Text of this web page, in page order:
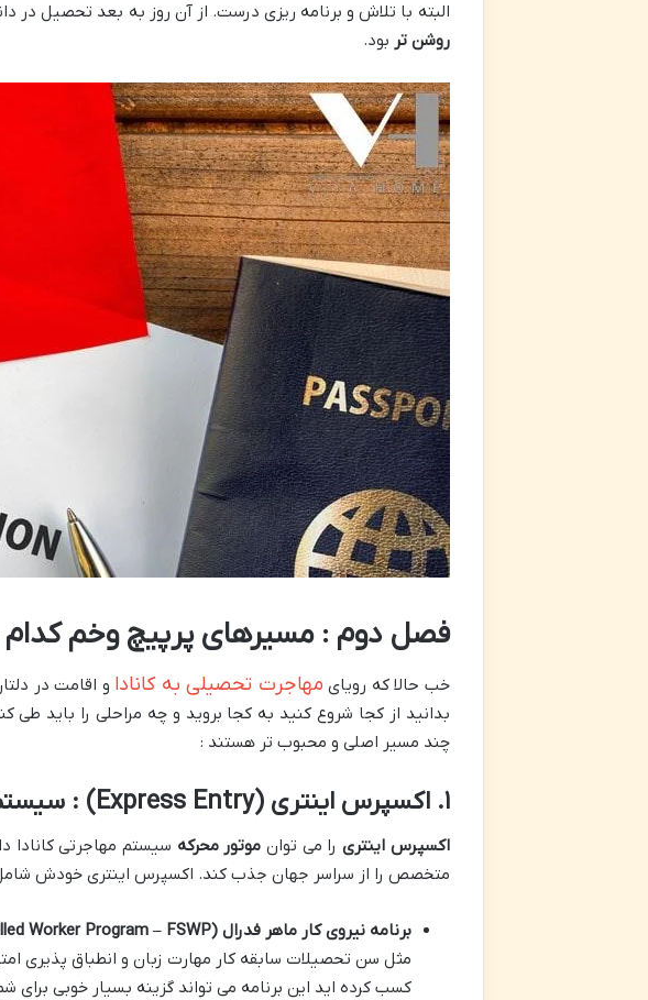
البته با تلاش و برنامه ریزی درست. از آن روز به بعد تحصیل در
روشن تر بود.
فصل دوم : مسیرهای پرپیچ وخم کدام
خب حالا که رویای مهاجرت تحصیلی به کانادا و اقامت در
بدانید از کجا شروع کنید به کجا بروید و چه مراحلی را باید طی
چند مسیر اصلی و محبوب تر هستند :
۱. اکسپرس اینتری (Express Entry) : سیستم جامع رقابتی و پرطرفدار
اکسپرس اینتری را می توان موتور محرکه سیستم مهاجرتی
متخصص را از سراسر جهان جذب کند. اکسپرس اینتری خودش
برنامه نیروی کار ماهر فدرال (Federal Skilled Worker Program – FSWP)
مثل سن تحصیلات سابقه کار مهارت زبان و انطباق پذیری
کسب کرده اید این برنامه می تواند گزینه بسیار خوبی برای